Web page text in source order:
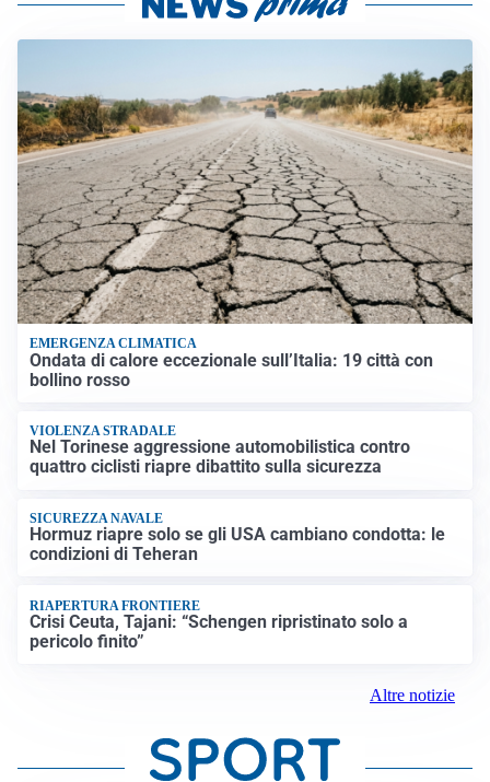
EMERGENZA CLIMATICA
Ondata di calore eccezionale sull’Italia: 19 città con
bollino rosso
VIOLENZA STRADALE
Nel Torinese aggressione automobilistica contro
quattro ciclisti riapre dibattito sulla sicurezza
SICUREZZA NAVALE
Hormuz riapre solo se gli USA cambiano condotta: le
condizioni di Teheran
RIAPERTURA FRONTIERE
Crisi Ceuta, Tajani: “Schengen ripristinato solo a
pericolo finito”
Altre notizie